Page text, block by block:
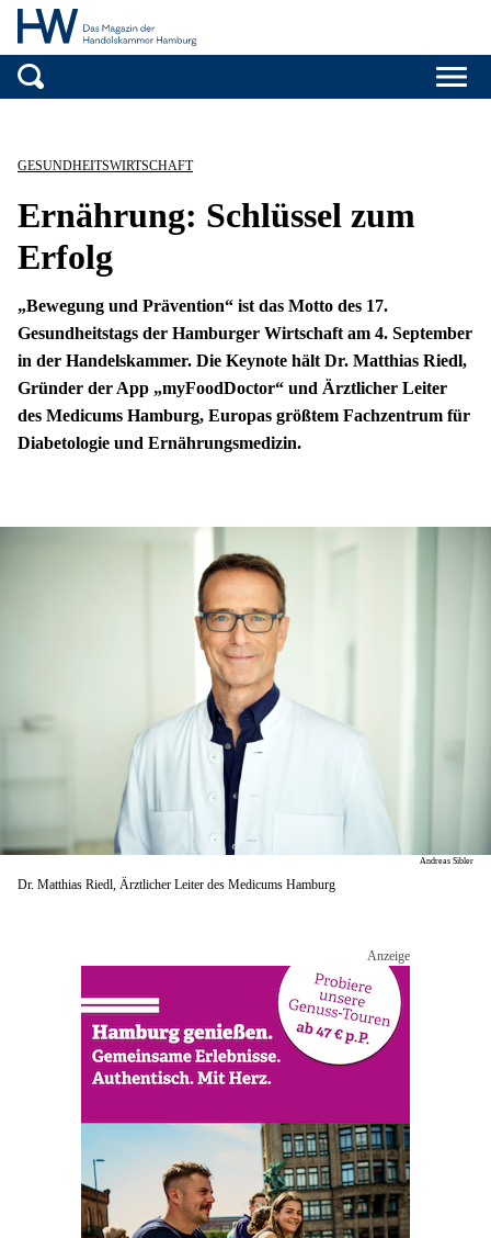
Handelskammer
GESUNDHEITSWIRTSCHAFT
Ernährung: Schlüssel zum
Erfolg
„Bewegung und Prävention“ ist das Motto des 17.
Gesundheitstags der Hamburger Wirtschaft am 4. September
in der Handelskammer. Die Keynote hält Dr. Matthias Riedl,
Gründer der App „myFoodDoctor“ und Ärztlicher Leiter
des Medicums Hamburg, Europas größtem Fachzentrum für
Diabetologie und Ernährungsmedizin.
Andreas Sibler
Dr. Matthias Riedl, Ärztlicher Leiter des Medicums Hamburg